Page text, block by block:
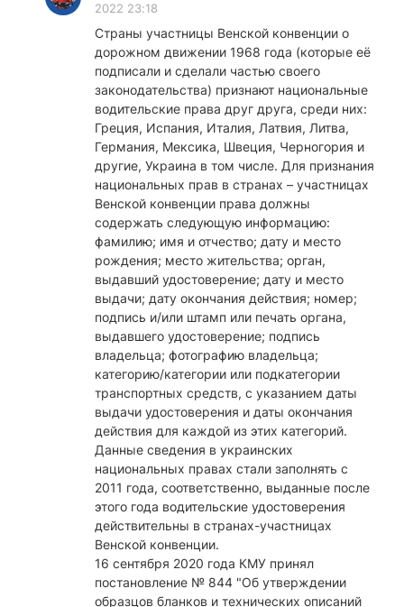
2022 23:18
Страны участницы Венской конвенции о
дорожном движении 1968 года (которые её
подписали и сделали частью своего
законодательства) признают национальные
водительские права друг друга, среди них:
Греция, Испания, Италия, Латвия, Литва,
Германия, Мексика, Швеция, Черногория и
другие, Украина в том числе. Для признания
национальных прав в странах – участницах
Венской конвенции права должны
содержать следующую информацию:
фамилию; имя и отчество; дату и место
рождения; место жительства; орган,
выдавший удостоверение; дату и место
выдачи; дату окончания действия; номер;
подпись и/или штамп или печать органа,
выдавшего удостоверение; подпись
владельца; фотографию владельца;
категорию/категории или подкатегории
транспортных средств, с указанием даты
выдачи удостоверения и даты окончания
действия для каждой из этих категорий.
Данные сведения в украинских
национальных правах стали заполнять с
2011 года, соответственно, выданные после
этого года водительские удостоверения
действительны в странах-участницах
Венской конвенции.
16 сентября 2020 года КМУ принял
постановление № 844 "Об утверждении
образцов бланков и технических описаний